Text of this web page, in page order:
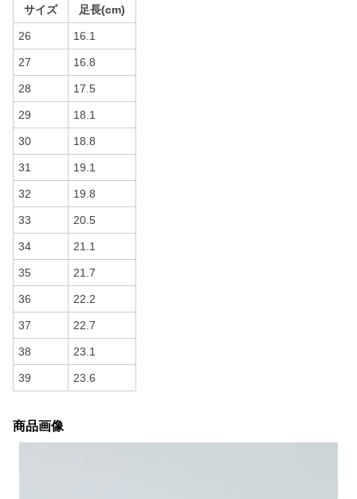
サイズ 足長(cm)
26 16.1
27 16.8
28 17.5
29 18.1
30 18.8
31 19.1
32 19.8
33 20.5
34 21.1
35 21.7
36 22.2
37 22.7
38 23.1
39 23.6
商品画像